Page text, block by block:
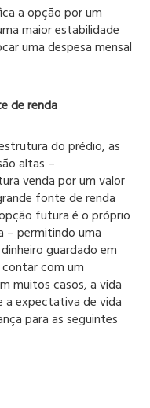
a opção por um
maior estabilidade
uma despesa mensal
de renda
do prédio, as
altas –
venda por um valor
fonte de renda
futura é o próprio
– permitindo uma
guardado em
com um
muitos casos, a vida
a expectativa de vida
para as seguintes